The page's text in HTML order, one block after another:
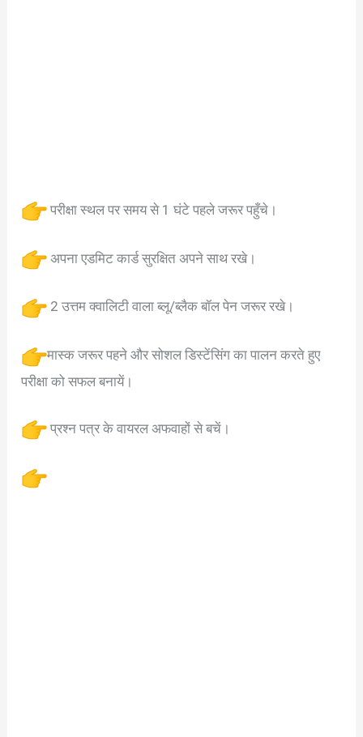
परीक्षा स्थल पर समय से 1 घंटे पहले जरूर पहुँचे।
अपना एडमिट कार्ड सुरक्षित अपने साथ रखे।
2 उत्तम क्वालिटी वाला ब्लू/ब्लैक बॉल पेन जरूर रखे।
मास्क जरूर पहने और सोशल डिस्टेंसिंग का पालन करते हुए
परीक्षा को सफल बनायें।
प्रश्न पत्र के वायरल अफवाहों से बचें।